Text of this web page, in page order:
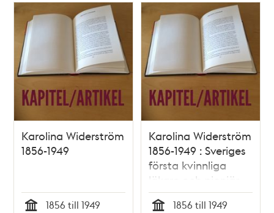
Karolina Widerström
1856-1949
1856 till 1949
Karolina Widerström
1856-1949 : Sveriges
första kvinnliga
läkare och pionjär
inom
sexualupplysningen
1856 till 1949